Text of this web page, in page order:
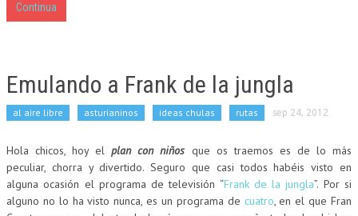
Continua
Emulando a Frank de la jungla
al aire libre asturianinos ideas chulas rutas sep 24, 2012
Hola chicos, hoy elplan con niños que os traemos es de lo más
peculiar, chorra y divertido. Seguro que casi todos habéis visto en
alguna ocasión el programa de televisión “Frank de la jungla”. Por si
alguno no lo ha visto nunca, es un programa de cuatro, en el que Fran